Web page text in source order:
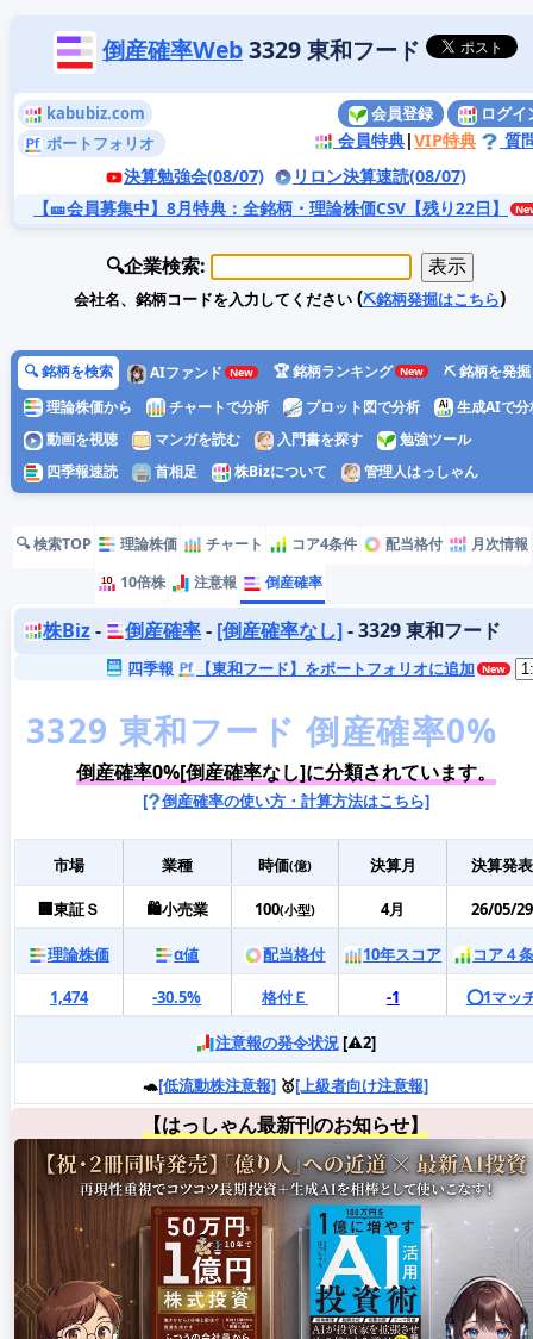
倒産確率Web3329 東和フード
kabubiz.com
ポートフォリオ
会員登録 ログイ
会員特典|VIP特典
質
決算勉強会(08/07)
リロン決算速読(08/07)
【🎫会員募集中】8月特典 ：全銘柄・理論株価CSV【残り22日】
🔍企業検索:
会社名、銘柄コードを入力してください(⛏️銘柄発掘はこちら)
🔍 銘柄を検索 AIファンド 🏆 銘柄ランキング
⛏️ 銘柄を発掘
理論株価から
チャートで分析 プロット図で分析
生成AIで分
動画を視聴
マンガを読む 入門書を探す
勉強ツール
四季報速読
首相足 株Bizについて 管理人はっしゃん
🔍 検索TOP 理論株価 チャート コア4条件 配当格付
月次情報
10倍株
注意報 倒産確率
株Biz- 倒産確率- [倒産確率なし]- 3329 東和フード
四季報 【東和フード】をポートフォリオに追加
倒産確率0%[倒産確率なし]に分類されています。
[ 倒産確率の使い方・計算方法はこちら]
市場 業種 時価(億) 決算月 決算発表
🏢東証Ｓ 🛍️小売業 100(小型) 4月 26/05/29
理論株価 α値 配当格付 10年スコア
コア４
1,474
-30.5% 格付Ｅ -1 ⭕️1マッ
注意報の発令状況[⚠️2]
🐢[低流動株注意報] 🥇[上級者向け注意報]
【はっしゃん最新刊のお知らせ】